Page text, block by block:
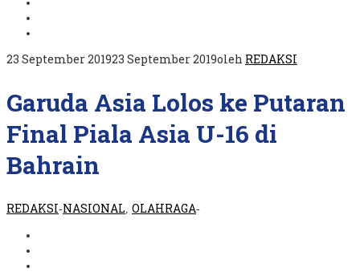
23 September 201923 September 2019oleh REDAKSI
Garuda Asia Lolos ke Putaran
Final Piala Asia U-16 di
Bahrain
REDAKSI-NASIONAL OLAHRAGA-